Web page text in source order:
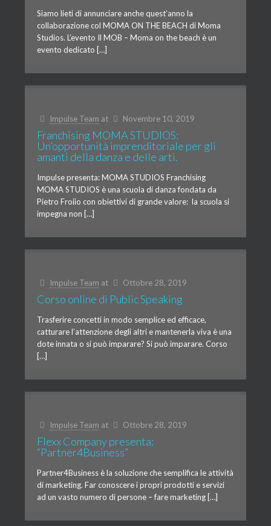
Siamo lieti di annunciare anche quest’anno la
collaborazione col MOMA ON THE BEACH di Moma
Studios. L’evento Il MOB – Moma on the beach è un
evento dedicato […]
Impulse Team at Novembre 10, 2019
Franchising MOMA STUDIOS:
Un’opportunità imprenditoriale per gli
amanti della danza e delle arti.
Impulse presenta: MOMA STUDIOS Franchising
MOMA STUDIOS è una scuola di danza fondata da
Pietro Froiio con obiettivi di grande valore: la scuola si
impegna non […]
Impulse Team at Ottobre 28, 2019
Corso online di Public Speaking
Trasferire concetti in modo semplice ed efficace,
catturare l’attenzione degli altri e mantenerla viva è una
dote innata o si può imparare? Si può imparare. Corso
[…]
Impulse Team at Ottobre 28, 2019
Flexx Company presenta:
“Partner4Business”
Partner4Business è la soluzione che semplifica le attività
di marketing. Far conoscere i propri prodotti e servizi
ad un vasto numero di persone – fare marketing […]